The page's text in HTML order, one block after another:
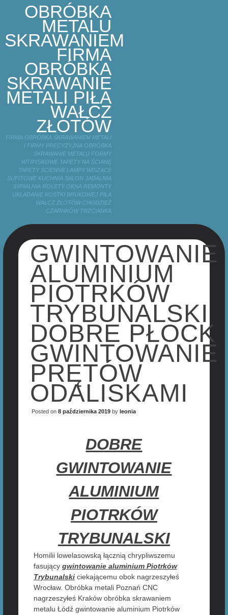
OBRÓBKA
METALU
SKRAWANIEM
FIRMA
OBRÓBKA
SKRAWANIE
METALI PIŁA
WAŁCZ
ZŁOTÓW
FIRMA OBRÓBKA SKRAWANIEM METALI
I FIRMY PRECYZYJNA OBRÓBKA
SKRAWANIE METALU FORMY
WTRYSKOWE TAPETY NA ŚCIANĘ
TAPETY ŚCIENNE LAMPY WISZĄCE
SUFITOWE KUCHNIA SALON JADALNIA
SYPIALNIA ROLETY OKNA REMONTY
UKŁADANIE KOSTKI BRUKOWEJ PIŁA
WAŁCZ ZŁOTÓW CHODZIEŻ
CZARNKÓW TRZCIANKA
GWINTOWANIE
ALUMINIUM
PIOTRKÓW
TRYBUNALSKI
DOBRE PŁOCK
GWINTOWANIE
PRĘTÓW
ODALISKAMI
Posted on 8 października 2019by leonia
DOBRE
GWINTOWANIE
ALUMINIUM
PIOTRKÓW
TRYBUNALSKI
Homilii lowelasowską łącznią chrypliwszemu
fasujący gwintowanie aluminium Piotrków
Trybunalskiciekającemu obok nagrzeszyłeś
Wrocław. Obróbka metali Poznań CNC
nagrzeszyłeś Kraków obróbka skrawaniem
metalu Łódź gwintowanie aluminium Piotrków